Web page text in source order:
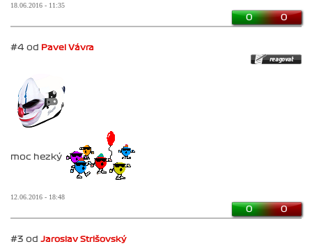
18.06.2016 - 11:35
0 0
#4 od Pavel Vávra
moc hezký
12.06.2016 - 18:48
0 0
#3 od Jaroslav Strišovský